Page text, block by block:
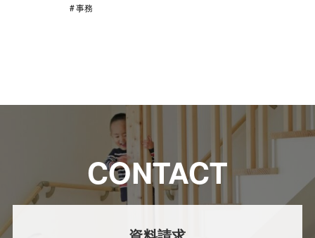
事務
CONTACT